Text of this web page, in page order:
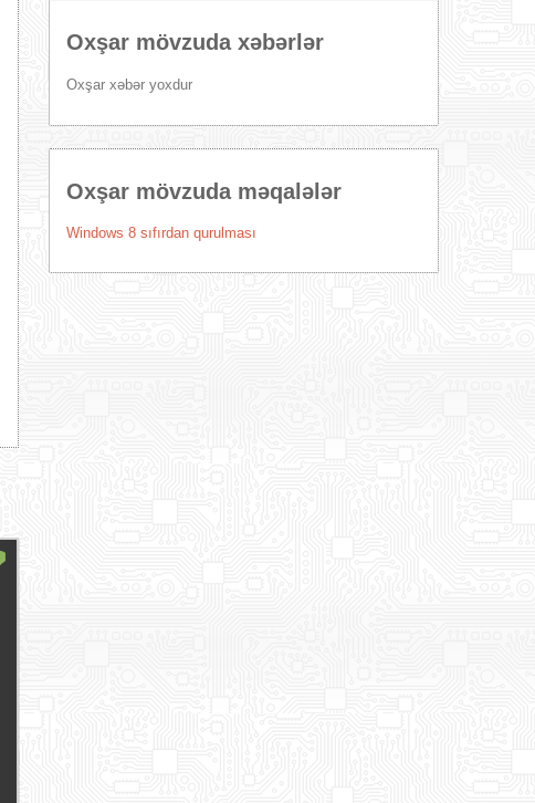
Oxşar mövzuda xəbərlər
Oxşar xəbər yoxdur
Oxşar mövzuda məqalələr
Windows 8 sıfırdan qurulması